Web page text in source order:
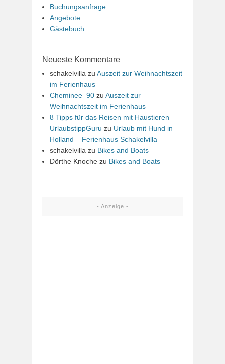
Buchungsanfrage
Angebote
Gästebuch
Neueste Kommentare
schakelvilla zu Auszeit zur Weihnachtszeit
im Ferienhaus
Cheminee_90 zu Auszeit zur
Weihnachtszeit im Ferienhaus
8 Tipps für das Reisen mit Haustieren –
UrlaubstippGuru zu Urlaub mit Hund in
Holland – Ferienhaus Schakelvilla
schakelvilla zu Bikes and Boats
Dörthe Knoche zu Bikes and Boats
- Anzeige -